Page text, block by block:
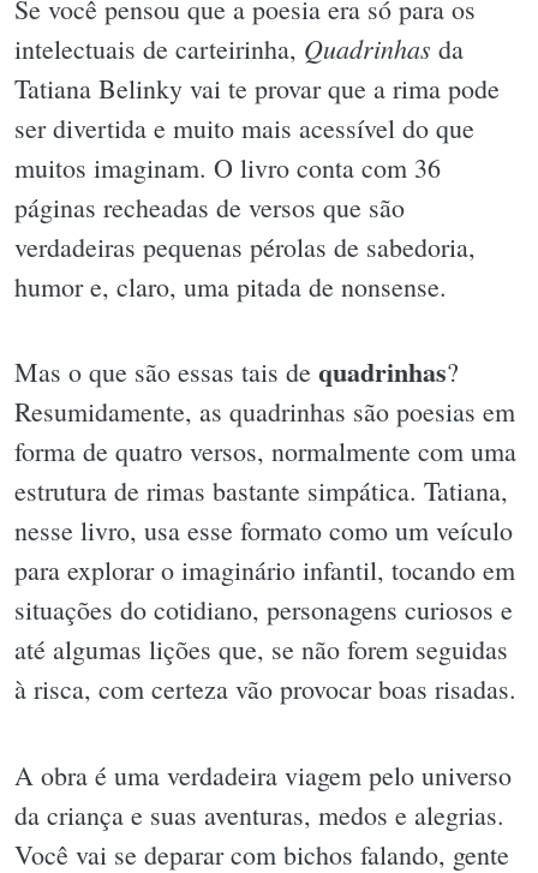
Se você pensou que a poesia era só para os
intelectuais de carteirinha, Quadrinhas da
Tatiana Belinky vai te provar que a rima pode
ser divertida e muito mais acessível do que
muitos imaginam. O livro conta com 36
páginas recheadas de versos que são
verdadeiras pequenas pérolas de sabedoria,
humor e, claro, uma pitada de nonsense.
Mas o que são essas tais de quadrinhas?
Resumidamente, as quadrinhas são poesias em
forma de quatro versos, normalmente com uma
estrutura de rimas bastante simpática. Tatiana,
nesse livro, usa esse formato como um veículo
para explorar o imaginário infantil, tocando em
situações do cotidiano, personagens curiosos e
até algumas lições que, se não forem seguidas
à risca, com certeza vão provocar boas risadas.
A obra é uma verdadeira viagem pelo universo
da criança e suas aventuras, medos e alegrias.
Você vai se deparar com bichos falando, gente